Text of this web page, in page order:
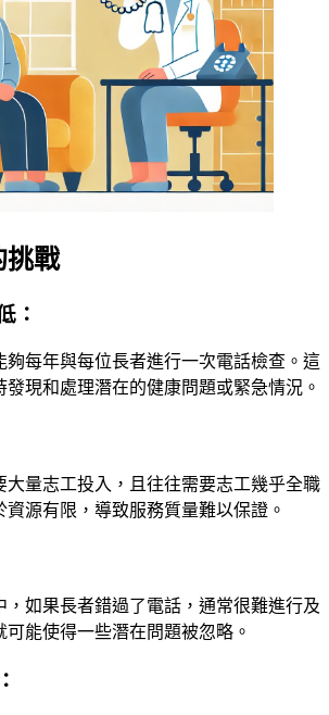
挑戰
：
夠每年與每位長者進行一次電話檢查。這
現和處理潛在的健康問題或緊急情況。
大量志工投入，且往往需要志工幾乎全職
源有限，導致服務質量難以保證。
，如果長者錯過了電話，通常很難進行及
可能使得一些潛在問題被忽略。